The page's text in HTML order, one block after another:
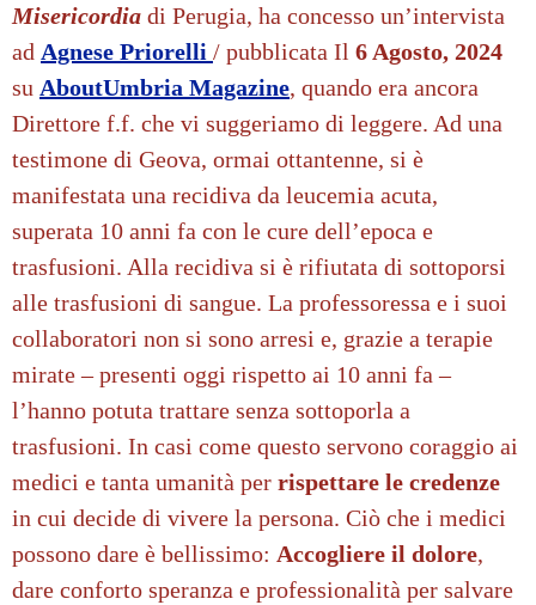
Misericordia di Perugia, ha concesso un’intervista
ad Agnese Priorelli / pubblicata Il 6 Agosto, 2024
su AboutUmbria Magazine, quando era ancora
Direttore f.f. che vi suggeriamo di leggere. Ad una
testimone di Geova, ormai ottantenne, si è
manifestata una recidiva da leucemia acuta,
superata 10 anni fa con le cure dell’epoca e
trasfusioni. Alla recidiva si è rifiutata di sottoporsi
alle trasfusioni di sangue. La professoressa e i suoi
collaboratori non si sono arresi e, grazie a terapie
mirate – presenti oggi rispetto ai 10 anni fa –
l’hanno potuta trattare senza sottoporla a
trasfusioni. In casi come questo servono coraggio ai
medici e tanta umanità per rispettare le credenze
in cui decide di vivere la persona. Ciò che i medici
possono dare è bellissimo: Accogliere il dolore,
dare conforto speranza e professionalità per salvare